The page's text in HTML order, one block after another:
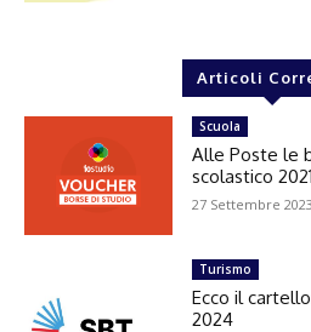
Articoli
Scuola
Alle Poste le
scolastico
27 Settembre 2023
Turismo
Ecco il
2024